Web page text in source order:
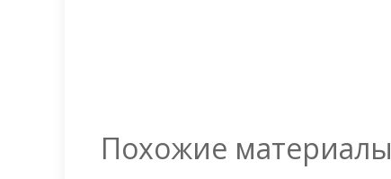
Похожие материалы